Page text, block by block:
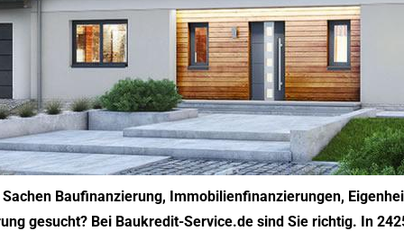
Baufinanzierung, Immobilienfinanzierungen,
gesucht? Bei Baukredit-Service.de sind Sie richtig. In